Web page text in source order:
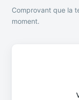
Comprovant que la
moment.